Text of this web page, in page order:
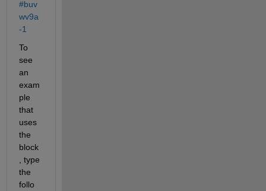
#buv
wv9a
-1
To
see
an
exam
ple
that
uses
the
block
, type
the
follo